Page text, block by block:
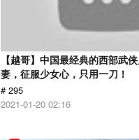
【越哥】中国最经典的西部武
妻，征服少女心，只用一刀！
# 295
2021-01-20 02:16